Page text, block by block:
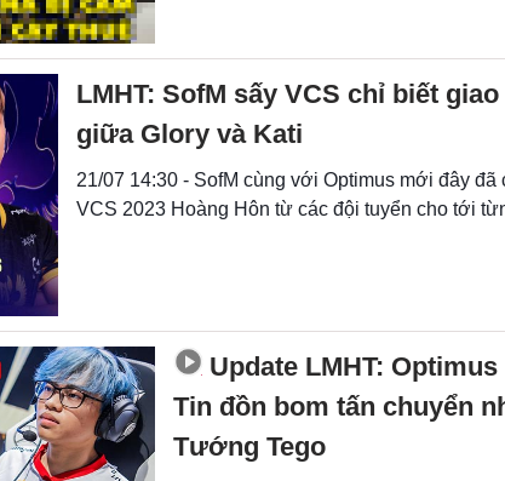
LMHT: SofM sấy VCS chỉ biết
giữa Glory và Kati
21/07 14:30 - SofM cùng với Optimus mới đây
VCS 2023 Hoàng Hôn từ các đội tuyển cho tới
Update LMHT:
Tin đồn bom tấn chuyển
Tướng Tego